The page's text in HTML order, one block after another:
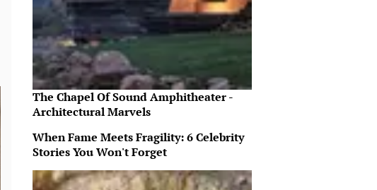
The Chapel Of Sound Amphitheater -
Architectural Marvels
When Fame Meets Fragility: 6 Celebrity
Stories You Won't Forget